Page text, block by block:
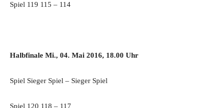
Spiel 119 115 – 114
Halbfinale Mi., 04. Mai 2016, 18.00 Uhr
Spiel Sieger Spiel – Sieger Spiel
Spiel 120 118 – 117